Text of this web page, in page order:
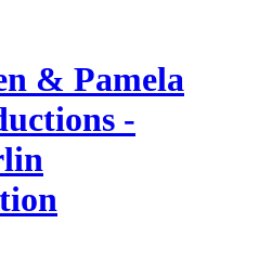
& Pamela
-